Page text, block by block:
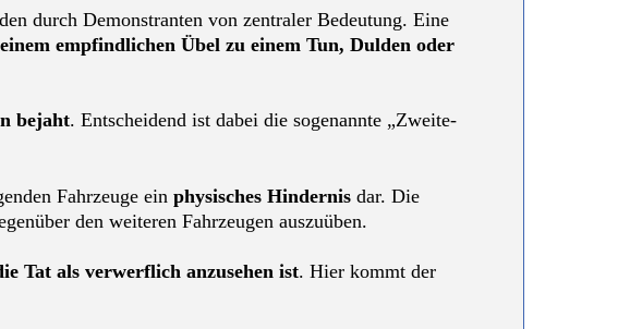
durch Demonstranten von zentraler Bedeutung. Eine
empfindlichen Übel zu einem Tun, Dulden oder
bejaht. Entscheidend ist dabei die sogenannte „Zweite-
Fahrzeuge ein physisches Hindernis dar. Die
den weiteren Fahrzeugen auszuüben.
Tat als verwerflich anzusehen ist. Hier kommt der